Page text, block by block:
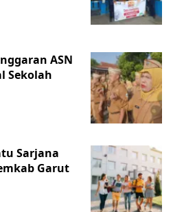
ASN
Sekolah
Sarjana
Garut